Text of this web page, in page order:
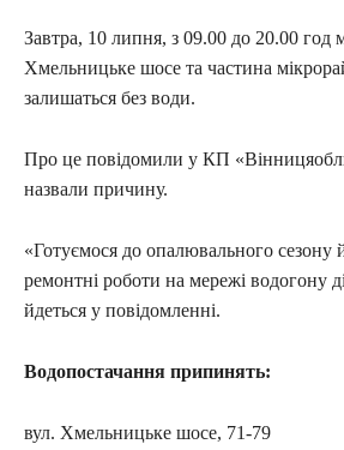
Завтра, 10 липня, з 09.00 до 20.00 год
Хмельницьке шосе та частина
залишаться без води.
Про це повідомили у КП
назвали причину.
«Готуємося до опалювального сезону
ремонтні роботи на мережі водогону
йдеться у повідомленні.
Водопостачання припинять:
вул. Хмельницьке шосе, 71-79